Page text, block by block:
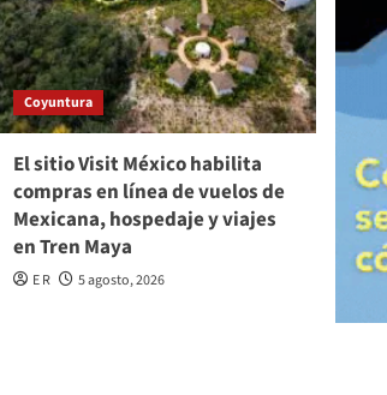
Coyuntura
El sitio Visit México habilita
compras en línea de vuelos de
Mexicana, hospedaje y viajes
en Tren Maya
E R 5 agosto, 2026